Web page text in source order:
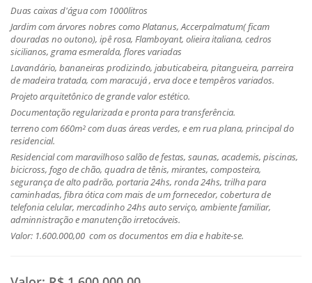
Duas caixas d'água com 1000litros
Jardim com árvores nobres como Platanus, Accerpalmatum( ficam
douradas no outono), ipê rosa, Flamboyant, olieira italiana, cedros
sicilianos, grama esmeralda, flores variadas
Lavandário, bananeiras prodizindo, jabuticabeira, pitangueira, parreira
de madeira tratada, com maracujá , erva doce e tempêros variados.
Projeto arquitetônico de grande valor estético.
Documentação regularizada e pronta para transferência.
terreno com 660m² com duas áreas verdes, e em rua plana, principal do
residencial.
Residencial com maravilhoso salão de festas, saunas, academis, piscinas,
bicicross, fogo de chão, quadra de tênis, mirantes, composteira,
segurança de alto padrão, portaria 24hs, ronda 24hs, trilha para
caminhadas, fibra ótica com mais de um fornecedor, cobertura de
telefonia celular, mercadinho 24hs auto serviço, ambiente familiar,
adminnistração e manutenção irretocáveis.
Valor: 1.600.000,00 com os documentos em dia e habite-se.